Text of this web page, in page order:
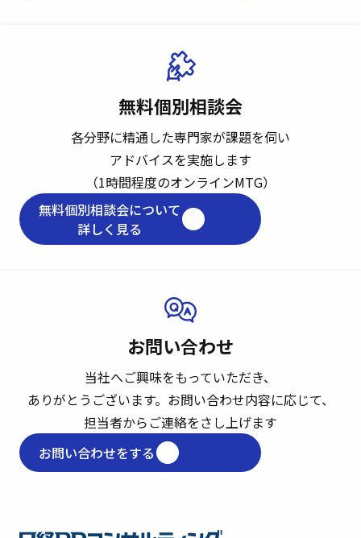
無料個別相談会
各分野に精通した専門家が課題を伺い
アドバイスを実施します
（1時間程度のオンラインMTG）
無料個別相談会について
詳しく見る
お問い合わせ
当社へご興味をもっていただき、
ありがとうございます。 お問い合わせ内容に応じて、
担当者からご連絡をさし上げます
お問い合わせをする